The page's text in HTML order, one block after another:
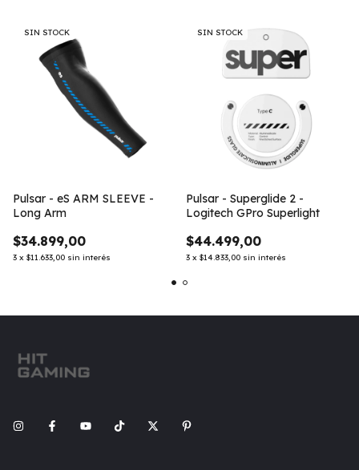
SIN STOCK
Pulsar - eS ARM SLEEVE -
Long Arm
$34.899,00
3 x $11.633,00 sin interés
SIN STOCK
Pulsar - Superglide 2 -
Logitech GPro Superlight
$44.499,00
3 x $14.833,00 sin interés